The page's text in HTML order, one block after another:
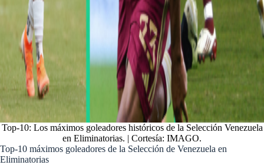
Top-10: Los máximos goleadores históricos de la Selección Venezuela
en Eliminatorias. | Cortesía: IMAGO.
Top-10 máximos goleadores de la Selección de Venezuela en
Eliminatorias